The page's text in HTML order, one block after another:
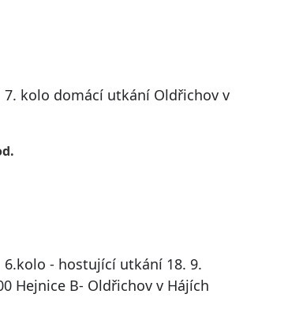
kolo domácí utkání Oldřichov v
- hostující utkání 18. 9.
Hejnice B- Oldřichov v Hájích